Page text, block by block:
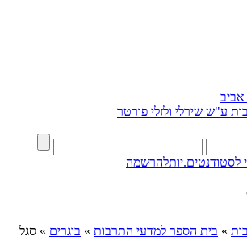
ע"ש שירלי ולזלי פורטר
לסטודנטים.יותלהרשמה
» בית הספר למדעי התרבות » בוגרים » סגל